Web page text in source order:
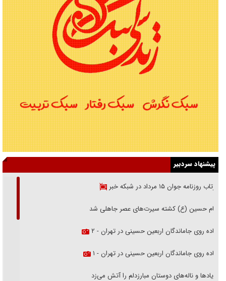
پیشنهاد سردبیر
بازتاب روزنامه جوان ۱۵ مرداد در شبکه خبر
امام حسین (ع) کشته سیرت‌های عصر جاهلی شد
پیاده روی جاماندگان اربعین حسینی در تهران - ۲
پیاده روی جاماندگان اربعین حسینی در تهران - ۱
فریاد‌ها و ناله‌های دوستان مبارزدلم را آتش می‌زد